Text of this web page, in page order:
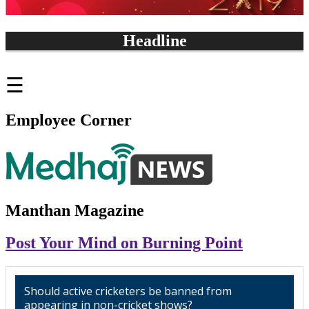
Headline
☰
Employee Corner
Manthan Magazine
Post Your Mind on Burning Point
Should active cricketers be banned from
appearing in non-cricket shows?